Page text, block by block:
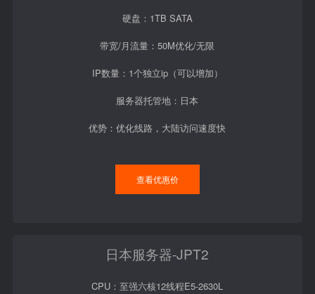
硬盘：1TB SATA
带宽/月流量：50M优化/无限
IP数量：1个独立ip（可以增加）
服务器托管地：日本
优势：优化线路，大陆访问速度快
查看优惠价
日本服务器-JPT2
CPU：至强六核12线程E5-2630L